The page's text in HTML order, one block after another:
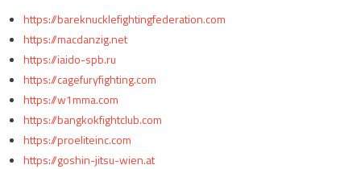
https://bareknucklefightingfederation.com
https://macdanzig.net
https://iaido-spb.ru
https://cagefuryfighting.com
https://w1mma.com
https://bangkokfightclub.com
https://proeliteinc.com
https://goshin-jitsu-wien.at